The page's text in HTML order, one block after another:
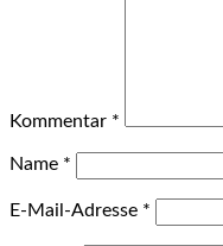
Kommentar *
Name *
E-Mail-Adresse *